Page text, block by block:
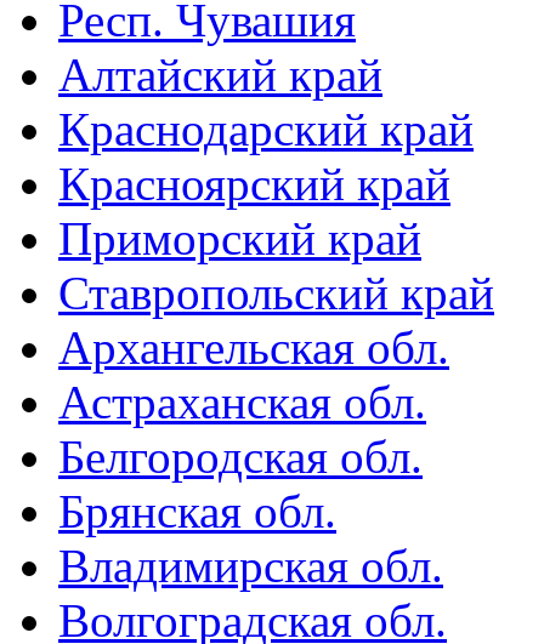
Респ. Чувашия
Алтайский край
Краснодарский край
Красноярский край
Приморский край
Ставропольский край
Архангельская обл.
Астраханская обл.
Белгородская обл.
Брянская обл.
Владимирская обл.
Волгоградская обл.